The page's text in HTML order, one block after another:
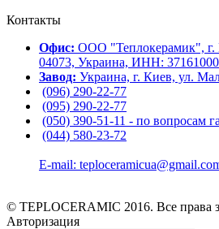
Контакты
Офис: ООО "Теплокерамик", г.
04073, Украина, ИНН:
Завод: Украина, г. Киев, ул.
(096) 290-22-77
(095) 290-22-77
(050) 390-51-11 - по вопросам
(044) 580-23-72
E-mail:
© TEPLOCERAMIC 2016. Все права
Авторизация